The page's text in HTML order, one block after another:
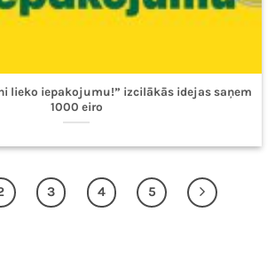
lieko iepakojumu!” izcilākās idejas saņem
1000 eiro
3 4 5